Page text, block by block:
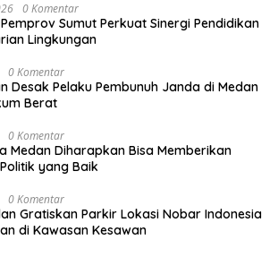
0 Komentar
Sumut Perkuat Sinergi Pendidikan
Lingkungan
0 Komentar
Desak Pelaku Pembunuh Janda di Medan
Berat
0 Komentar
Medan Diharapkan Bisa Memberikan
yang Baik
0 Komentar
Gratiskan Parkir Lokasi Nobar Indonesia
di Kawasan Kesawan